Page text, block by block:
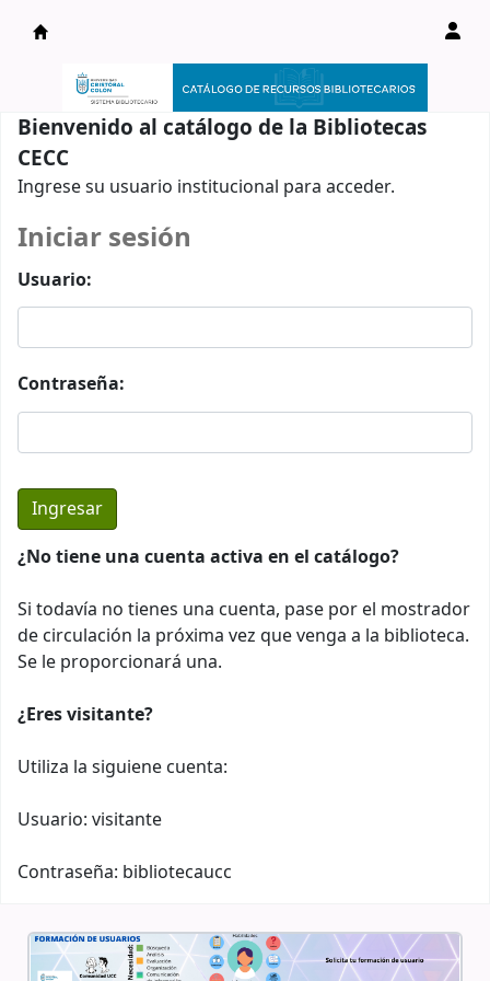
Catálogo en línea
Bienvenido al catálogo de la Bibliotecas
CECC
Ingrese su usuario institucional para acceder.
Iniciar sesión
Usuario:
Contraseña:
¿No tiene una cuenta activa en el catálogo?
Si todavía no tienes una cuenta, pase por el mostrador
de circulación la próxima vez que venga a la biblioteca.
Se le proporcionará una.
¿Eres visitante?
Utiliza la siguiene cuenta:
Usuario: visitante
Contraseña: bibliotecaucc